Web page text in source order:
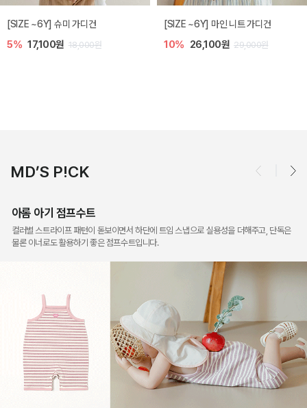
밀라 아기 점프수트
10% 30,600원 34,000원
밀라 아기 셋업
20% 35,200원 44,000원
MD’S P!CK
아롬 아기 점프수트
컬러별 스트라이프 패턴이 돋보이면서 하단에 트임 스냅으로 실용성을 더해주고, 단독은
물론 이너로도 활용하기 좋은 점프수트입니다.